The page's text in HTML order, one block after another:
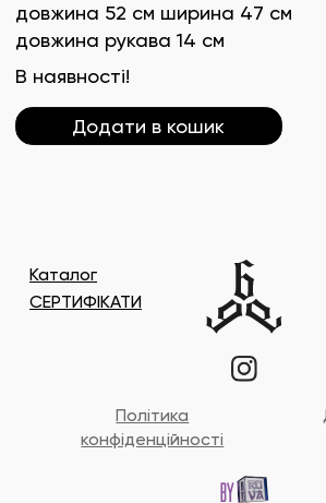
довжина 52 см ширина 47 см
довжина рукава 14 см
В наявності!
Додати в кошик
Каталог
СЕРТИФІКАТИ
Політика
конфіденційності